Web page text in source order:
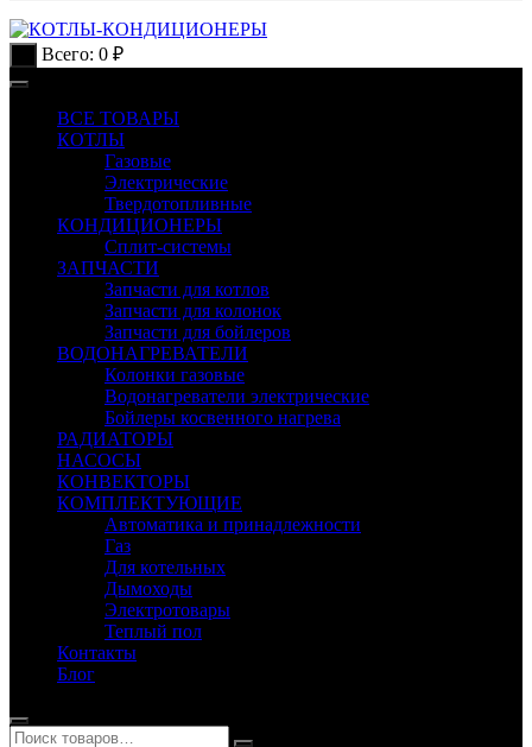
Всего: 0 ₽
ВСЕ ТОВАРЫ
КОТЛЫ
Газовые
Электрические
Твердотопливные
КОНДИЦИОНЕРЫ
Сплит-системы
ЗАПЧАСТИ
Запчасти для котлов
Запчасти для колонок
Запчасти для бойлеров
ВОДОНАГРЕВАТЕЛИ
Колонки газовые
Водонагреватели электрические
Бойлеры косвенного нагрева
РАДИАТОРЫ
НАСОСЫ
КОНВЕКТОРЫ
КОМПЛЕКТУЮЩИЕ
Автоматика и принадлежности
Газ
Для котельных
Дымоходы
Электротовары
Теплый пол
Контакты
Блог